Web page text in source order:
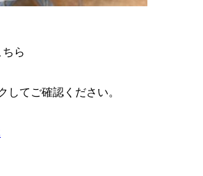
してご確認ください。